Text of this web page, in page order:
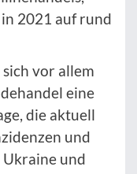
2021 auf rund
vor allem
eine
die aktuell
und
und